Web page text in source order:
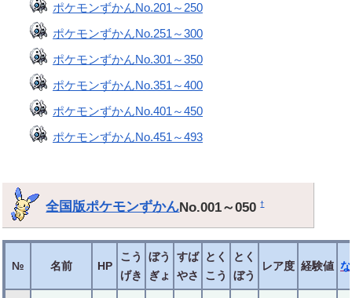
ポケモンずかんNo.201～250
ポケモンずかんNo.251～300
ポケモンずかんNo.301～350
ポケモンずかんNo.351～400
ポケモンずかんNo.401～450
ポケモンずかんNo.451～493
全国版ポケモンずかんNo.001～050†
№ 名前 HP
こう
げき
ぼう
ぎょ
すば
やさ
とく
こう
とく
ぼう
レア度 経験値